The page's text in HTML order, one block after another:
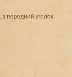
передний уголок